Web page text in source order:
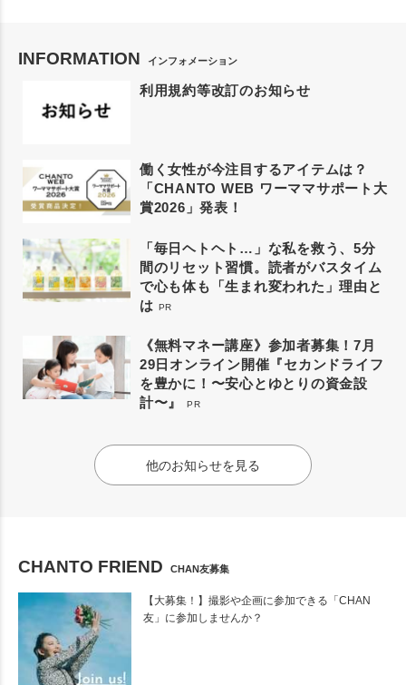
INFORMATION インフォメーション
利用規約等改訂のお知らせ
働く女性が今注目するアイテムは？
「CHANTO WEB ワーママサポート大
賞2026」発表！
「毎日ヘトヘト…」な私を救う、5分
間のリセット習慣。読者がバスタイム
で心も体も「生まれ変われた」理由と
は PR
《無料マネー講座》参加者募集！7月
29日オンライン開催『セカンドライフ
を豊かに！〜安心とゆとりの資金設
計〜』
PR
他のお知らせを見る
CHANTO FRIEND CHAN友募集
【大募集！】撮影や企画に参加できる「CHAN
友」に参加しませんか？